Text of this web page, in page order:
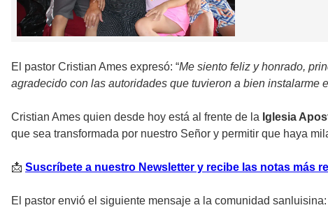
El pastor Cristian Ames expresó: “Me siento feliz y honrado,
agradecido con las autoridades que tuvieron a bien instalarme
Cristian Ames quien desde hoy está al frente de la Iglesia
que sea transformada por nuestro Señor y permitir que haya
📩 Suscríbete a nuestro Newsletter y recibe las notas más
El pastor envió el siguiente mensaje a la comunidad sanluisina: